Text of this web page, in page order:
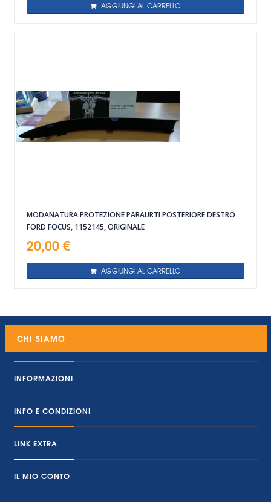
AGGIUNGI AL CARRELLO
MODANATURA PROTEZIONE PARAURTI POSTERIORE DESTRO
FORD FOCUS, 1152145, ORIGINALE
20,00 €
AGGIUNGI AL CARRELLO
CHI SIAMO
INFORMAZIONI
INFO E CONDIZIONI
LINK EXTRA
IL MIO CONTO